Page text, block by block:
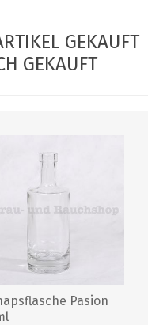
GEKAUFT
GEKAUFT
Pasion